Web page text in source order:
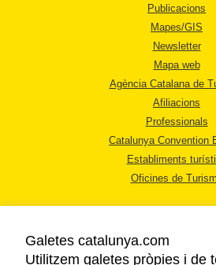
Publicacions
Mapes/GIS
Newsletter
Mapa web
Agència Catalana de
Afiliacions
Professionals
Catalunya Convention
Establiments
Oficines de
Galetes catalunya.com
Utilitzem galetes pròpies i de